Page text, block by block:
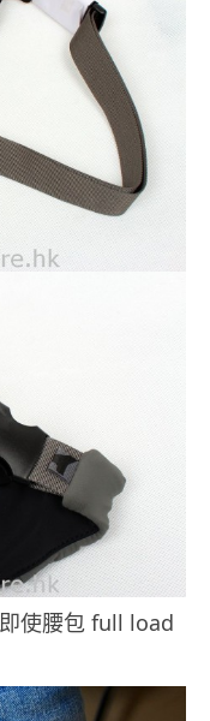
使腰包 full load